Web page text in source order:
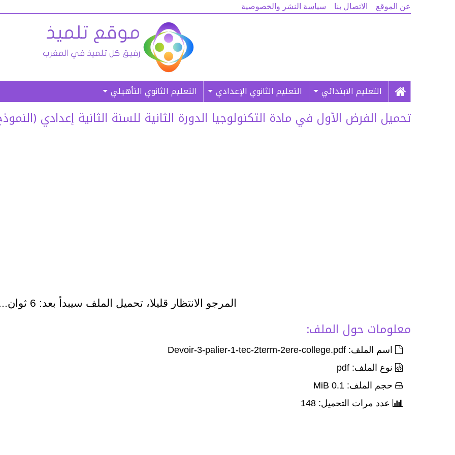
عن الموقع الاتصال بنا سياسة النشر والخصوصية
التعليم الابتدائي التعليم الثانوي الإعدادي التعليم الثانوي التأهيلي
تحميل الفرض الأول في مادة التكنولوجيا الدورة الثانية للسنة الثانية إعدادي (النموذج 03) – (غ.
المرجو الانتظار قليلا، تحميل الملف سيبدأ بعد: 5 ثوان...
معلومات حول الملف:
اسم الملف: Devoir-3-palier-1-tec-2term-2ere-college.pdf
نوع الملف: pdf
حجم الملف: 0.1 MiB
عدد مرات التحميل: 148